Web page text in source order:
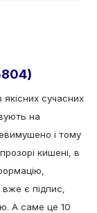
сучасних
на
і тому
кишені, в
є підпис,
А саме це 10